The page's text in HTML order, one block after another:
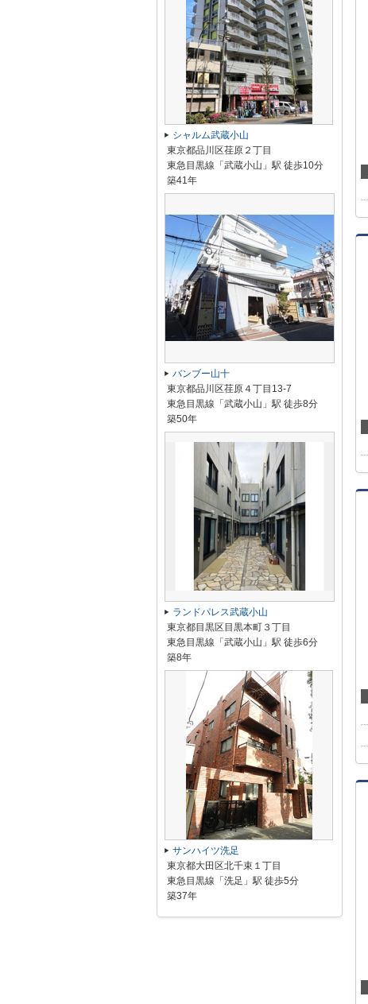
シャルム武蔵小山
東京都品川区荏原２丁目
東急目黒線「武蔵小山」駅 徒歩10分
築41年
バンブー山十
東京都品川区荏原４丁目13-7
東急目黒線「武蔵小山」駅 徒歩8分
築50年
ランドパレス武蔵小山
東京都目黒区目黒本町３丁目
東急目黒線「武蔵小山」駅 徒歩6分
築8年
サンハイツ洗足
東京都大田区北千束１丁目
東急目黒線「洗足」駅 徒歩5分
築37年